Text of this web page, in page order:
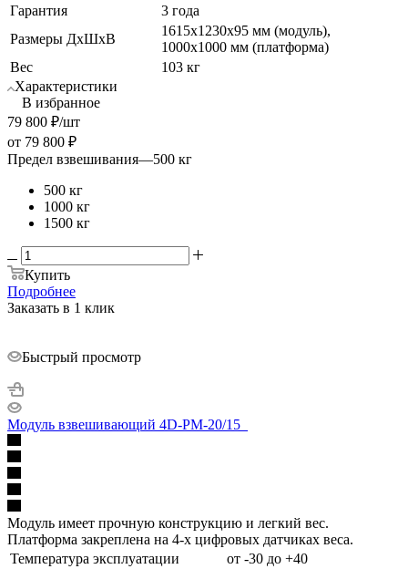
Гарантия
3 года
Размеры ДхШхВ
1615х1230х95 мм (модуль),
1000х1000 мм (платформа)
Вес
103 кг
Характеристики
В избранное
79 800 ₽/шт
от 79 800 ₽
Предел взвешивания—500 кг
500 кг
1000 кг
1500 кг
Купить
Подробнее
Заказать в 1 клик
Быстрый просмотр
Модуль взвешивающий 4D-PM-20/15_
Модуль имеет прочную конструкцию и легкий вес.
Платформа закреплена на 4-х цифровых датчиках веса.
Температура эксплуатации
от -30 до +40